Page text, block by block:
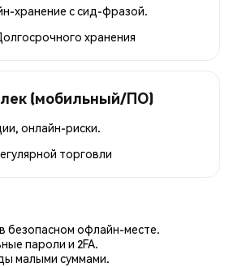
хранение с сид-фразой.
хранения
(мобильный/ПО)
онлайн-риски.
торговли
безопасном офлайн-месте.
пароли и 2FA.
малыми суммами.